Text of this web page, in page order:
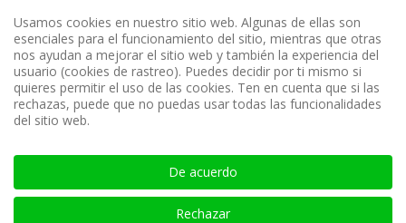
BIBLIOTECA AUDITOOL - ISSN: 2665-1696 y 2665-3508
Usamos cookies en nuestro sitio web. Algunas de ellas son
esenciales para el funcionamiento del sitio, mientras que otras
nos ayudan a mejorar el sitio web y también la experiencia del
usuario (cookies de rastreo). Puedes decidir por ti mismo si
quieres permitir el uso de las cookies. Ten en cuenta que si las
rechazas, puede que no puedas usar todas las funcionalidades
del sitio web.
De acuerdo
Rechazar